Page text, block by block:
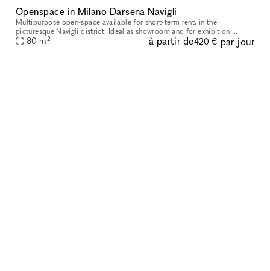
Openspace in Milano Darsena Navigli
Multipurpose open-space available for short-term rent, in the
picturesque Navigli district. Ideal as showroom and for exhibition,
conferences, events and workshop. The space has an independent acces
80 m2 à partir de420 € par jour